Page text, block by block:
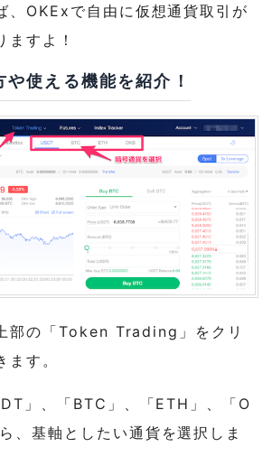
、OKExで自由に仮想通貨取引が
ますよ！
使える機能を紹介！
部の「Token Trading」をクリ
ます。
」、「BTC」、「ETH」、「O
、基軸としたい通貨を選択しま